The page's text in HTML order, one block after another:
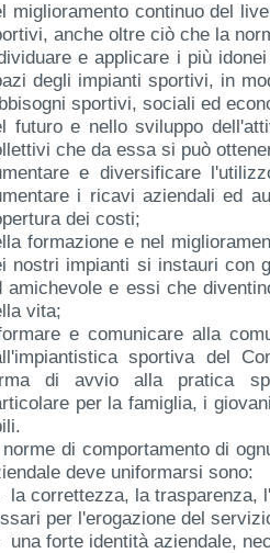
miglioramento continuo del
anche oltre ciò che la
e applicare i più
degli impianti sportivi, in
sportivi, sociali ed
futuro e nello sviluppo
che da essa si può
e diversificare
i ricavi aziendali ed
dei costi;
formazione e nel
nostri impianti si instauri con
amichevole e essi che
vita​;
e comunicare alla
sportiva del
di avvio alla pratica
per la famiglia, i
di comportamento di
deve uniformarsi sono:​
la trasparenza,
per l'erogazione del
forte identità aziendale,